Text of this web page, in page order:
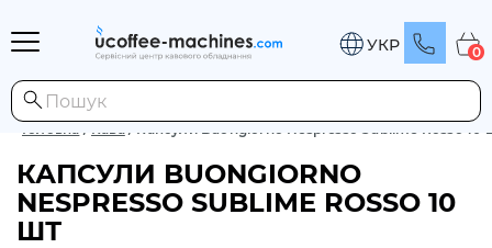
УКР 0
Головна / Кава/ Капсули Buongiorno Nespresso Sublime Rosso 10
КАПСУЛИ BUONGIORNO
NESPRESSO SUBLIME ROSSO 10
ШТ